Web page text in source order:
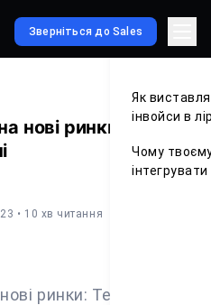
Зверніться до Sales
Як
інвойси в
Чому
нові ринки: Тепер у
• 10 хв читання
ринки: Тепер у